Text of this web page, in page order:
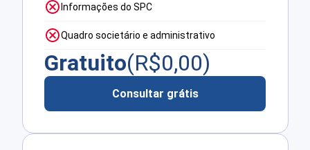
Informações do SPC
Quadro societário e administrativo
Gratuito(R$0,00)
Consultar grátis